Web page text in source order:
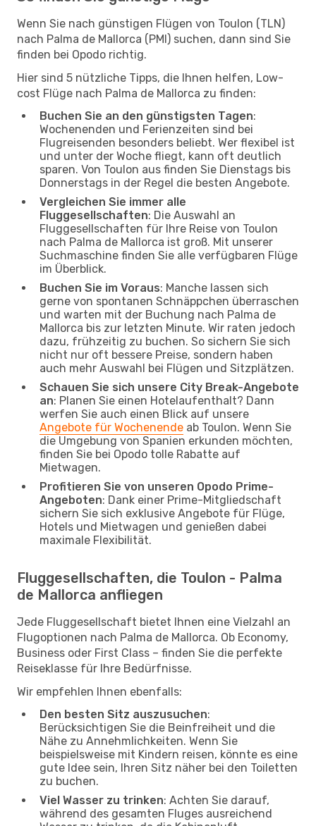
Wenn Sie nach günstigen Flügen von Toulon (TLN)
nach Palma de Mallorca (PMI) suchen, dann sind Sie
finden bei Opodo richtig.
Hier sind 5 nützliche Tipps, die Ihnen helfen, Low-
cost Flüge nach Palma de Mallorca zu finden:
Buchen Sie an den günstigsten Tagen:
Wochenenden und Ferienzeiten sind bei
Flugreisenden besonders beliebt. Wer flexibel ist
und unter der Woche fliegt, kann oft deutlich
sparen. Von Toulon aus finden Sie Dienstags bis
Donnerstags in der Regel die besten Angebote.
Vergleichen Sie immer alle
Fluggesellschaften: Die Auswahl an
Fluggesellschaften für Ihre Reise von Toulon
nach Palma de Mallorca ist groß. Mit unserer
Suchmaschine finden Sie alle verfügbaren Flüge
im Überblick.
Buchen Sie im Voraus: Manche lassen sich
gerne von spontanen Schnäppchen überraschen
und warten mit der Buchung nach Palma de
Mallorca bis zur letzten Minute. Wir raten jedoch
dazu, frühzeitig zu buchen. So sichern Sie sich
nicht nur oft bessere Preise, sondern haben
auch mehr Auswahl bei Flügen und Sitzplätzen.
Schauen Sie sich unsere City Break-Angebote
an: Planen Sie einen Hotelaufenthalt? Dann
werfen Sie auch einen Blick auf unsere
Angebote für Wochenende ab Toulon. Wenn Sie
die Umgebung von Spanien erkunden möchten,
finden Sie bei Opodo tolle Rabatte auf
Mietwagen.
Profitieren Sie von unseren Opodo Prime-
Angeboten: Dank einer Prime-Mitgliedschaft
sichern Sie sich exklusive Angebote für Flüge,
Hotels und Mietwagen und genießen dabei
maximale Flexibilität.
Fluggesellschaften, die Toulon - Palma
de Mallorca anfliegen
Jede Fluggesellschaft bietet Ihnen eine Vielzahl an
Flugoptionen nach Palma de Mallorca. Ob Economy,
Business oder First Class – finden Sie die perfekte
Reiseklasse für Ihre Bedürfnisse.
Wir empfehlen Ihnen ebenfalls:
Den besten Sitz auszusuchen:
Berücksichtigen Sie die Beinfreiheit und die
Nähe zu Annehmlichkeiten. Wenn Sie
beispielsweise mit Kindern reisen, könnte es eine
gute Idee sein, Ihren Sitz näher bei den Toiletten
zu buchen.
Viel Wasser zu trinken: Achten Sie darauf,
während des gesamten Fluges ausreichend